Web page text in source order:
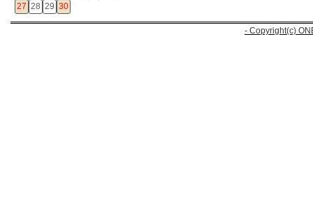
27 28 29 30
- Copyright(c)